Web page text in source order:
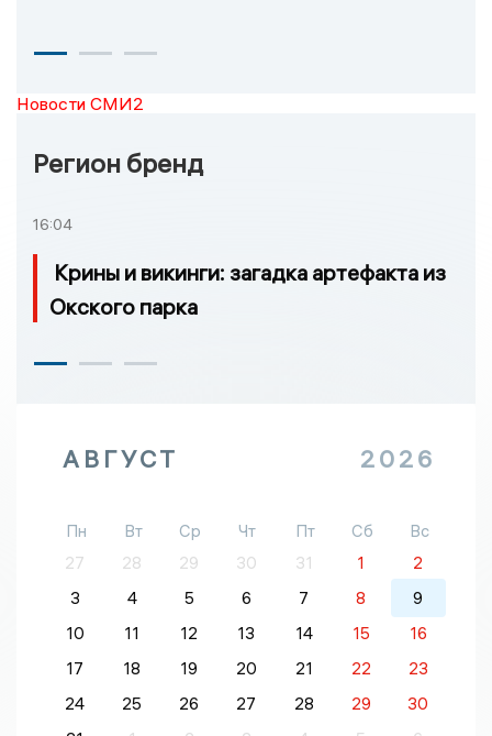
Новости СМИ2
Регион бренд
16:04
Крины и викинги: загадка артефакта из
Окского парка
АВГУСТ 2026
Пн Вт Ср Чт Пт Сб
Вс
27
28 29 30 31 1
2
3
4 5 6 7 8
9
10
11 12 13 14 15
16
17
18 19 20 21 22
23
24
25 26 27 28 29
30